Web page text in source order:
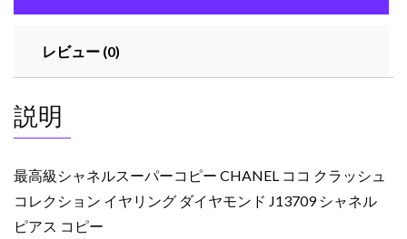
ー
ー
コ
コ
ラ
ッ
シ
レビュー (0)
説明
最高級シャネルスーパーコピー CHANEL ココ クラッシュ
コレクション イヤリング ダイヤモンド J13709 シャネル
ピアス コピー